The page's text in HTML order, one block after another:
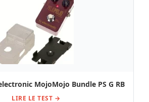
MojoMojo Bundle PS G RB
LIRE LE TEST →